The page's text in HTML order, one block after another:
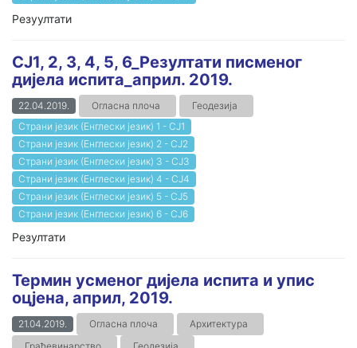
Резуултати
СЈ1, 2, 3, 4, 5, 6_Резултати писменог
дијела испита_април. 2019.
22.04.2019. Огласна плоча
Геодезија
Страни језик (Енглески језик) 1 - СЈ1
Страни језик (Енглески језик) 2 - СЈ2
Страни језик (Енглески језик) 3 - СЈ3
Страни језик (Енглески језик) 4 - СЈ4
Страни језик (Енглески језик) 5 - СЈ5
Страни језик (Енглески језик) 6 - СЈ6
Резултати
Термин усменог дијела испита и упис
оцјена, април, 2019.
21.04.2019. Огласна плоча
Архитектура